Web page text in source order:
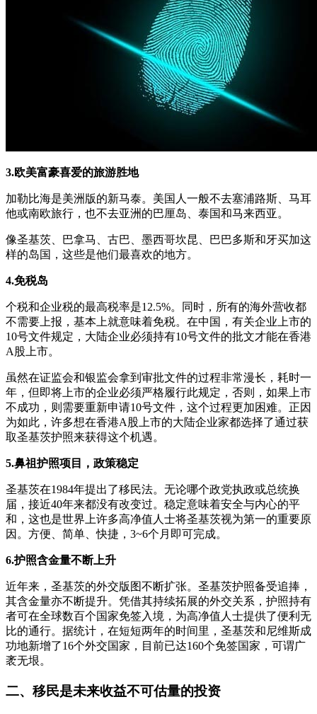
3.欧美富豪喜爱的旅游胜地
加勒比海是美洲版的新马泰。美国人一般不去塞浦路斯、马耳
他或南欧旅行，也不去亚洲的巴厘岛、泰国和马来西亚。
像圣基茨、巴拿马、古巴、墨西哥坎昆、巴巴多斯和牙买加这
样的岛国，这些是他们最喜欢的地方。
4.免税岛
个税和企业税的最高税率是12.5%。同时，所有的海外营收都
不需要上报，基本上就意味着免税。在中国，有关企业上市的
10号文件规定，大陆企业必须持有10号文件的批文才能在香港
A股上市。
虽然在证监会和银监会拿到审批文件的过程非常漫长，耗时一
年，但即将上市的企业必须严格履行此规定，否则，如果上市
不成功，则需要重新申请10号文件，这个过程更加困难。正因
为如此，许多想在香港A股上市的大陆企业家都选择了通过获
取圣基茨护照来获得这个机遇。
5.鼻祖护照项目，政策稳定
圣基茨在1984年提出了移民法。无论哪个政党执政或总统换
届，接近40年来都没有改变过。稳定意味着安全与内心的平
和，这也是世界上许多高净值人士将圣基茨视为第一的重要原
因。方便、简单、快捷，3~6个月即可完成。
6.护照含金量不断上升
近年来，圣基茨的外交版图不断扩张。圣基茨护照备受追捧，
其含金量亦不断提升。凭借其持续拓展的外交关系，护照持有
者可在全球数百个国家免签入境，为高净值人士提供了便利无
比的通行。据统计，在短短两年的时间里，圣基茨和尼维斯成
功地新增了16个外交国家，目前已达160个免签国家，可谓广
袤无垠。
二、移民是未来收益不可估量的投资